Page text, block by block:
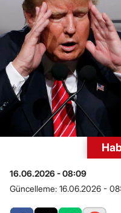
16.06.2026 - 08:09
Güncelleme: 16.06.2026 -